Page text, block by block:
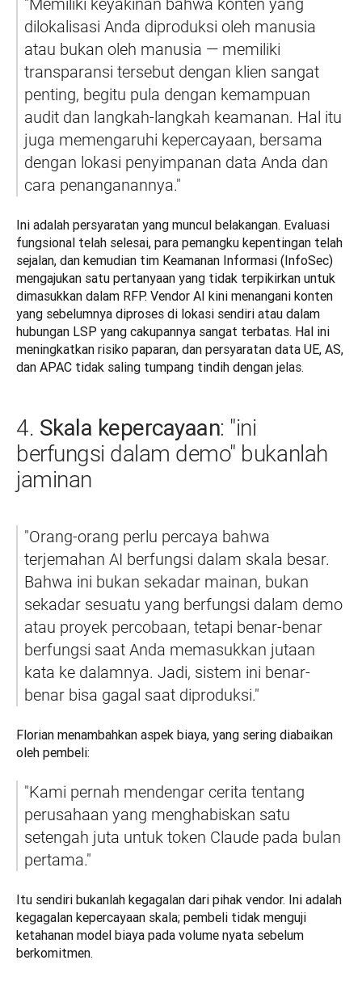
dilokalisasi Anda diproduksi oleh manusia
atau bukan oleh manusia — memiliki
transparansi tersebut dengan klien sangat
penting, begitu pula dengan kemampuan
audit dan langkah-langkah keamanan. Hal itu
juga memengaruhi kepercayaan, bersama
dengan lokasi penyimpanan data Anda dan
cara penanganannya."
Ini adalah persyaratan yang muncul belakangan. Evaluasi
fungsional telah selesai, para pemangku kepentingan telah
sejalan, dan kemudian tim Keamanan Informasi (InfoSec)
mengajukan satu pertanyaan yang tidak terpikirkan untuk
dimasukkan dalam RFP. Vendor AI kini menangani konten
yang sebelumnya diproses di lokasi sendiri atau dalam
hubungan LSP yang cakupannya sangat terbatas. Hal ini
meningkatkan risiko paparan, dan persyaratan data UE, AS,
dan APAC tidak saling tumpang tindih dengan jelas.
4. Skala kepercayaan: "ini
berfungsi dalam demo" bukanlah
jaminan
"Orang-orang perlu percaya bahwa
terjemahan AI berfungsi dalam skala besar.
Bahwa ini bukan sekadar mainan, bukan
sekadar sesuatu yang berfungsi dalam demo
atau proyek percobaan, tetapi benar-benar
berfungsi saat Anda memasukkan jutaan
kata ke dalamnya. Jadi, sistem ini benar-
benar bisa gagal saat diproduksi."
Florian menambahkan aspek biaya, yang sering diabaikan
oleh pembeli:
"Kami pernah mendengar cerita tentang
perusahaan yang menghabiskan satu
setengah juta untuk token Claude pada bulan
pertama."
Itu sendiri bukanlah kegagalan dari pihak vendor. Ini adalah
kegagalan kepercayaan skala; pembeli tidak menguji
ketahanan model biaya pada volume nyata sebelum
berkomitmen.